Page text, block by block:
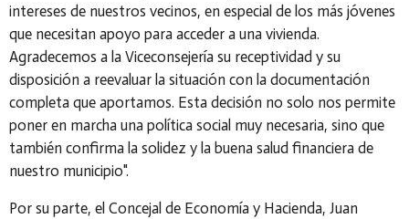
intereses de nuestros vecinos, en especial de los más jóvenes
que necesitan apoyo para acceder a una vivienda.
Agradecemos a la Viceconsejería su receptividad y su
disposición a reevaluar la situación con la documentación
completa que aportamos. Esta decisión no solo nos permite
poner en marcha una política social muy necesaria, sino que
también confirma la solidez y la buena salud financiera de
nuestro municipio".
Por su parte, el Concejal de Economía y Hacienda, Juan